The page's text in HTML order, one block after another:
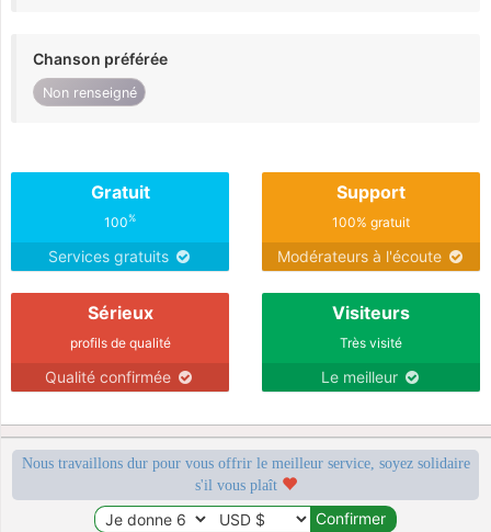
Chanson préférée
Non renseigné
Gratuit
100%
Services gratuits
Support
100% gratuit
Modérateurs à l'écoute
Sérieux
profils de qualité
Qualité confirmée
Visiteurs
Très visité
Le meilleur
Nous travaillons dur pour vous offrir le meilleur service, soyez solidaire
s'il vous plaît